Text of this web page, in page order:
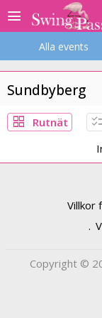
menu
Alla events
Sundbyberg
grid_view Rutnät
Villkor
Copyright ©